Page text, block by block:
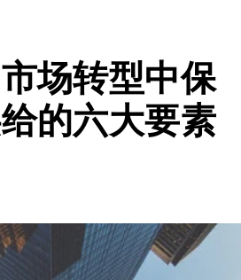
场转型中保
的六大要素